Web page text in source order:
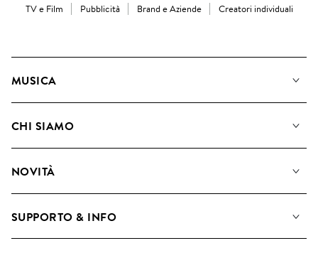
TV e Film Pubblicità Brand e Aziende Creatori individuali
MUSICA
Cerca
CHI SIAMO
Come utilizziamo l'intelligenza artificiale
NOVITÀ
SUPPORTO & INFO